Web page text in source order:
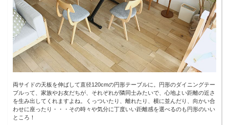
両サイドの天板を伸ばして直径120cmの円形テーブルに。円形のダイニングテー
ブルって、家族やお友だちが、それぞれが隣同士みたいで、心地よい距離の近さ
を生み出してくれますよね。くっついたり、離れたり、横に並んだり、向かい合
わせに座ったり・・・その時々や気分に丁度いい距離感を選べるのも円形のいい
ところ！